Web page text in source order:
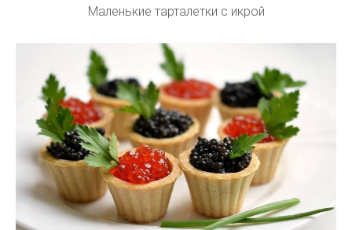
Маленькие тарталетки с икрой